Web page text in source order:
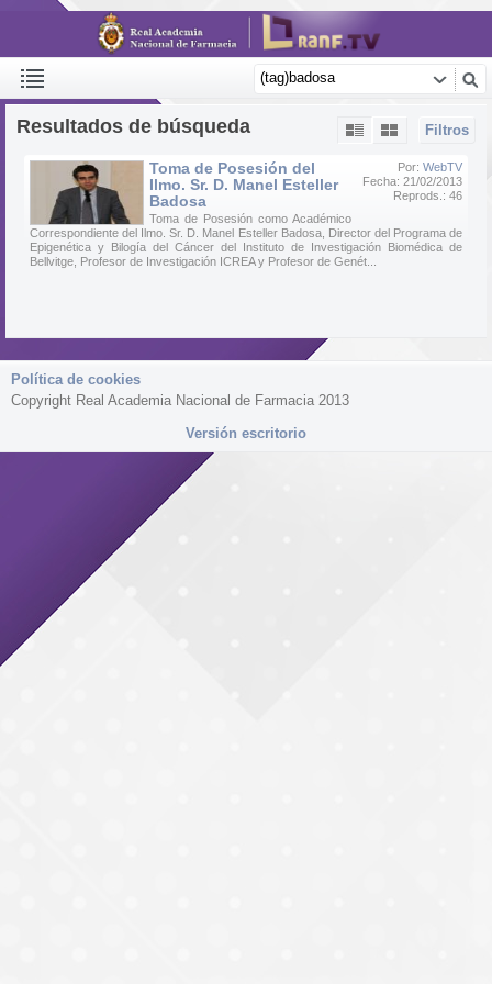
Filtros
Resultados de búsqueda
Por: WebTV
Fecha: 21/02/2013
Reprods.: 46
Toma de Posesión del
Ilmo. Sr. D. Manel Esteller
Badosa
Toma de Posesión como Académico
Correspondiente del Ilmo. Sr. D. Manel Esteller Badosa, Director del Programa de
Epigenética y Bilogía del Cáncer del Instituto de Investigación Biomédica de
Bellvitge, Profesor de Investigación ICREA y Profesor de Genét...
Política de cookies
Copyright Real Academia Nacional de Farmacia 2013
Versión escritorio